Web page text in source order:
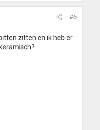
#6
zitten en ik heb er